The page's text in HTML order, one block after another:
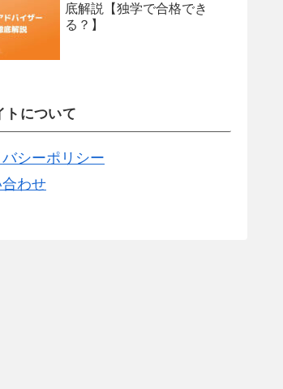
底解説【独学で合格でき
る？】
トについて
シーポリシー
わせ